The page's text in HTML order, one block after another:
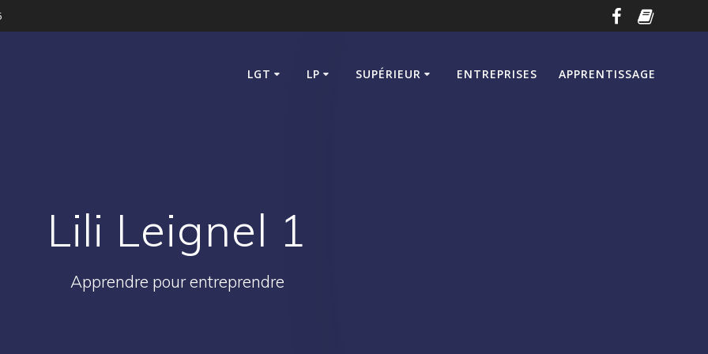
LGT LP SUPÉRIEUR ENTREPRISES APPRENTISSAGE
Lili Leignel 1
Apprendre pour entreprendre